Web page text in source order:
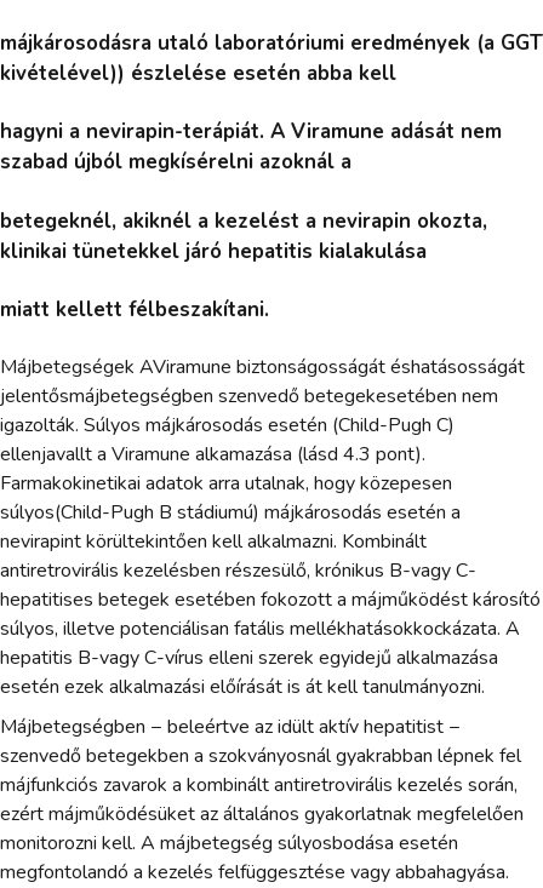
májkárosodásra utaló laboratóriumi eredmények (a GGT
kivételével)) észlelése esetén abba kell
hagyni a nevirapin-terápiát. A Viramune adását nem
szabad újból megkísérelni azoknál a
betegeknél, akiknél a kezelést a nevirapin okozta,
klinikai tünetekkel járó hepatitis kialakulása
miatt kellett félbeszakítani.
Májbetegségek AViramune biztonságosságát éshatásosságát
jelentősmájbetegségben szenvedő betegekesetében nem
igazolták. Súlyos májkárosodás esetén (Child-Pugh C)
ellenjavallt a Viramune alkamazása (lásd 4.3 pont).
Farmakokinetikai adatok arra utalnak, hogy közepesen
súlyos(Child-Pugh B stádiumú) májkárosodás esetén a
nevirapint körültekintően kell alkalmazni. Kombinált
antiretrovirális kezelésben részesülő, krónikus B-vagy C-
hepatitises betegek esetében fokozott a májműködést károsító
súlyos, illetve potenciálisan fatális mellékhatásokkockázata. A
hepatitis B-vagy C-vírus elleni szerek egyidejű alkalmazása
esetén ezek alkalmazási előírását is át kell tanulmányozni.
Májbetegségben − beleértve az idült aktív hepatitist −
szenvedő betegekben a szokványosnál gyakrabban lépnek fel
májfunkciós zavarok a kombinált antiretrovirális kezelés során,
ezért májműködésüket az általános gyakorlatnak megfelelően
monitorozni kell. A májbetegség súlyosbodása esetén
megfontolandó a kezelés felfüggesztése vagy abbahagyása.